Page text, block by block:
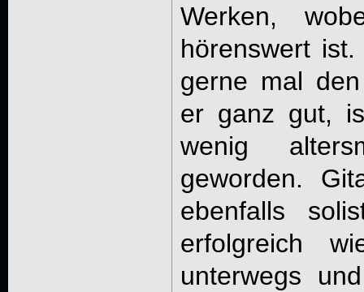
Werken,
hörenswert
gerne mal
er ganz gut,
wenig
geworden.
ebenfalls
erfolgreich
unterwegs